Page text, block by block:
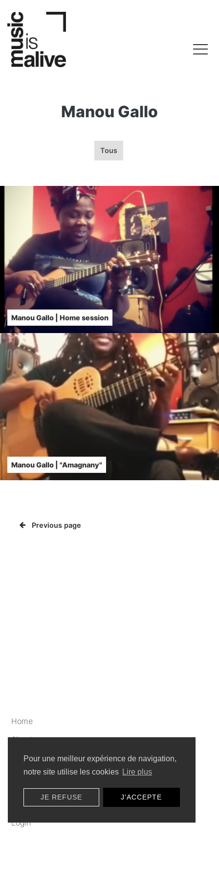
Pour une meilleur expérience de navigation,
notre site utilise les cookies Lire plus
JE REFUSE J'ACCEPTE
Manou Gallo
Tous
Manou Gallo | Home session
Manou Gallo | "Amagnany"
Previous page
Home
About
Artists
Privacy policy
Sitemap
Login